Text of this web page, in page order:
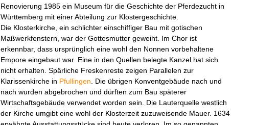
Renovierung 1985 ein Museum für die Geschichte der Pferdezucht in
Württemberg mit einer Abteilung zur Klostergeschichte.
Die Klosterkirche, ein schlichter einschiffiger Bau mit gotischen
Maßwerkfenstern, war der Gottesmutter geweiht. Im Chor ist
erkennbar, dass ursprünglich eine wohl den Nonnen vorbehaltene
Empore eingebaut war. Eine in den Quellen belegte Kanzel hat sich
nicht erhalten. Spärliche Freskenreste zeigen Parallelen zur
Klarissenkirche in Pfullingen. Die übrigen Konventgebäude nach und
nach wurden abgebrochen und dürften zum Bau späterer
Wirtschaftsgebäude verwendet worden sein. Die Lauterquelle westlich
der Kirche umgibt eine wohl der Klosterzeit zuzuweisende Mauer. 1634